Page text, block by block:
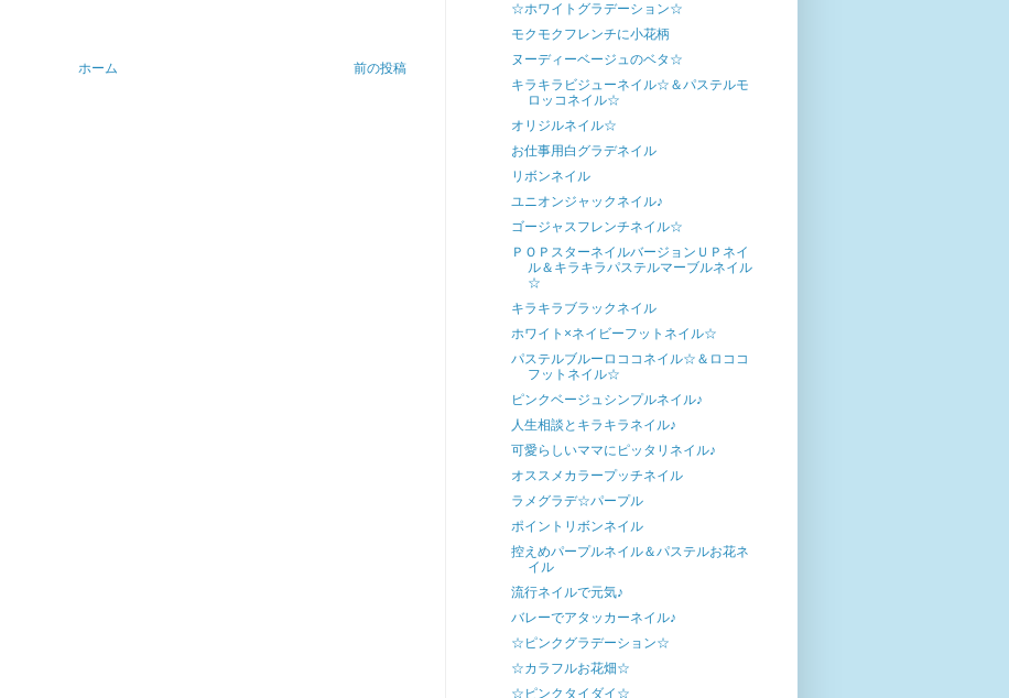
前の投稿
ホーム
☆ホワイトグラデーション☆
モクモクフレンチに小花柄
ヌーディーベージュのベタ☆
キラキラビジューネイル☆＆パステルモ
ロッコネイル☆
オリジルネイル☆
お仕事用白グラデネイル
リボンネイル
ユニオンジャックネイル♪
ゴージャスフレンチネイル☆
ＰＯＰスターネイルバージョンＵＰネイ
ル＆キラキラパステルマーブルネイル
☆
キラキラブラックネイル
ホワイト×ネイビーフットネイル☆
パステルブルーロココネイル☆＆ロココ
フットネイル☆
ピンクベージュシンプルネイル♪
人生相談とキラキラネイル♪
可愛らしいママにピッタリネイル♪
オススメカラープッチネイル
ラメグラデ☆パープル
ポイントリボンネイル
控えめパープルネイル＆パステルお花ネ
イル
流行ネイルで元気♪
バレーでアタッカーネイル♪
☆ピンクグラデーション☆
☆カラフルお花畑☆
☆ピンクタイダイ☆